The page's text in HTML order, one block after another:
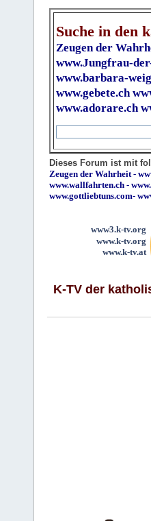
Suche in den
Zeugen der
www.Jungfrau-
www.barbara-
www.gebete.ch
www.adorare.ch
Dieses Forum ist mit
Zeugen der Wahrheit-
www.wallfahrten.ch -
www.gottliebtuns.com-
www3.k-tv.org
www.k-tv.org
www.k-tv.at
K-TV der